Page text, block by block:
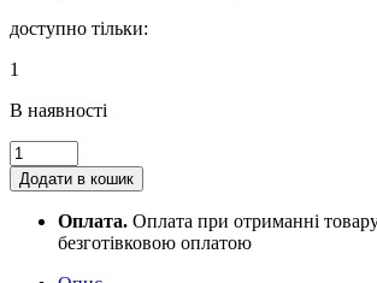
доступно тільки:
1
В наявності
Зошит
12арк
коса
лінія
Додати в кошик
Оплата. Оплата при отриманні
безготівковою оплатою